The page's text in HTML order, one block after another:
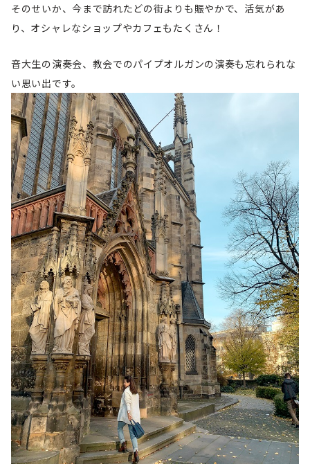
そのせいか、今まで訪れたどの街よりも賑やかで、活気があ
り、オシャレなショップやカフェもたくさん！
音大生の演奏会、教会でのパイプオルガンの演奏も忘れられな
い思い出です。